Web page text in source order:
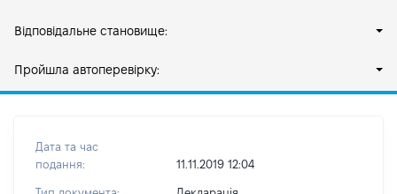
Відповідальне становище:
Пройшла автоперевірку:
Дата та час
подання:
11.11.2019 12:04